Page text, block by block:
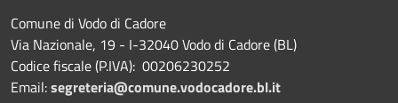
Comune di Vodo di Cadore
Via Nazionale, 19 - I-32040 Vodo di Cadore (BL)
Codice fiscale (P.IVA): 00206230252
Email:segreteria@comune.vodocadore.bl.it